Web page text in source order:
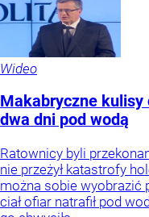
Wideo
Makabryczne kulisy
dwa dni pod wodą
Ratownicy byli
nie przeżył katastrofy
można sobie wyobrazić
ciał ofiar natrafił pod